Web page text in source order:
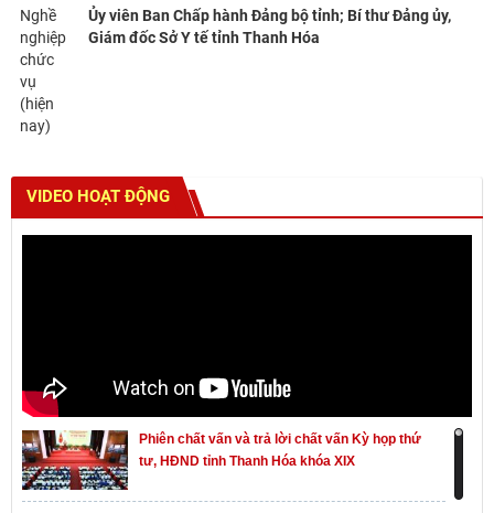
Nghề
nghiệp
chức
vụ
(hiện
nay)
Ủy viên Ban Chấp hành Đảng bộ tỉnh; Bí thư Đảng ủy,
Giám đốc Sở Y tế tỉnh Thanh Hóa
VIDEO HOẠT ĐỘNG
Phiên chất vấn và trả lời chất vấn Kỳ họp thứ
tư, HĐND tỉnh Thanh Hóa khóa XIX